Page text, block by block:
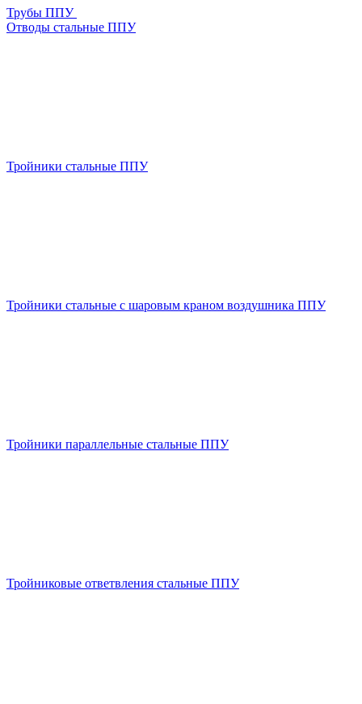
Трубы ППУ
Отводы стальные ППУ
Тройники стальные ППУ
Тройники стальные с шаровым краном воздушника ППУ
Тройники параллельные стальные ППУ
Тройниковые ответвления стальные ППУ